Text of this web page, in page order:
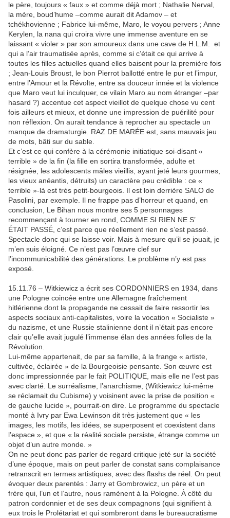
le père, toujours « faux » et comme déjà mort ; Nathalie Nerval,
la mère, boud’hume –comme aurait dit Adamov – et
tchékhovienne ; Fabrice lui-même, Maro, le voyou pervers ; Anne
Kerylen, la nana qui croira vivre une immense aventure en se
laissant « violer » par son amoureux dans une cave de H.L.M. et
qui a l’air traumatisée après, comme si c’était ce qui arrive à
toutes les filles actuelles quand elles baisent pour la première fois
; Jean-Louis Broust, le bon Pierrot ballotté entre le pur et l’impur,
entre l’Amour et la Révolte, entre sa douceur innée et la violence
que Maro veut lui inculquer, ce vilain Maro au nom étranger –par
hasard ?) accentue cet aspect vieillot de quelque chose vu cent
fois ailleurs et mieux, et donne une impression de puérilité pour
non réflexion. On aurait tendance à reprocher au spectacle un
manque de dramaturgie. RAZ DE MARÉE est, sans mauvais jeu
de mots, bâti sur du sable.
Et c’est ce qui confère à la cérémonie initiatique soi-disant «
terrible » de la fin (la fille en sortira transformée, adulte et
résignée, les adolescents mâles vieillis, ayant jeté leurs gourmes,
les vieux anéantis, détruits) un caractère peu crédible : ce «
terrible »-là est très petit-bourgeois. Il est loin derrière SALO de
Pasolini, par exemple. Il ne frappe pas d’horreur et quand, en
conclusion, Le Bihan nous montre ses 5 personnages
recommençant à tourner en rond, COMME SI RIEN NE S’
ÉTAIT PASSÉ, c’est parce que réellement rien ne s’est passé.
Spectacle donc qui se laisse voir. Mais à mesure qu’il se jouait, je
m’en suis éloigné. Ce n’est pas l’œuvre clef sur
l’incommunicabilité des générations. Le problème n’y est pas
exposé.
15.11.76 – Witkiewicz a écrit ses CORDONNIERS en 1934, dans
une Pologne coincée entre une Allemagne fraîchement
hitlérienne dont la propagande ne cessait de faire ressortir les
aspects sociaux anti-capitalistes, voire la vocation « Socialiste »
du nazisme, et une Russie stalinienne dont il n’était pas encore
clair qu’elle avait jugulé l’immense élan des années folles de la
Révolution.
Lui-même appartenait, de par sa famille, à la frange « artiste,
cultivée, éclairée » de la Bourgeoisie pensante. Son œuvre est
donc impressionnée par le fait POLITIQUE, mais elle ne l’est pas
avec clarté. Le surréalisme, l’anarchisme, (Witkiewicz lui-même
se réclamait du Cubisme) y voisinent avec la prise de position «
de gauche lucide », pourrait-on dire. Le programme du spectacle
monté à Ivry par Ewa Lewinson dit très justement que « les
images, les motifs, les idées, se superposent et coexistent dans
l’espace », et que « la réalité sociale persiste, étrange comme un
objet d’un autre monde. »
On ne peut donc pas parler de regard critique jeté sur la société
d’une époque, mais on peut parler de constat sans complaisance
retranscrit en termes artistiques, avec des flashs de réel. On peut
évoquer deux parentés : Jarry et Gombrowicz, un père et un
frère qui, l’un et l’autre, nous ramènent à la Pologne. À côté du
patron cordonnier et de ses deux compagnons (qui signifient à
eux trois le Prolétariat et qui sombreront dans le bureaucratisme